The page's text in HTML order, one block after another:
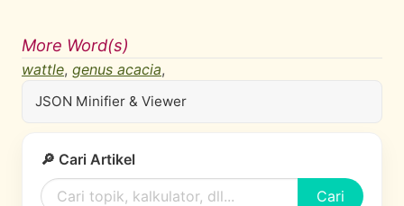
More Word(s)
wattle, genus acacia,
JSON Minifier & Viewer
🔎 Cari Artikel
Cari